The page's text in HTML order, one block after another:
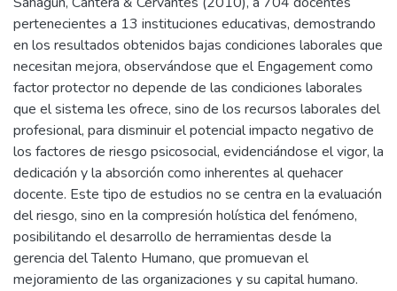
pertenecientes a 13 instituciones educativas, demostrando
en los resultados obtenidos bajas condiciones laborales que
necesitan mejora, observándose que el Engagement como
factor protector no depende de las condiciones laborales
que el sistema les ofrece, sino de los recursos laborales del
profesional, para disminuir el potencial impacto negativo de
los factores de riesgo psicosocial, evidenciándose el vigor, la
dedicación y la absorción como inherentes al quehacer
docente. Este tipo de estudios no se centra en la evaluación
del riesgo, sino en la compresión holística del fenómeno,
posibilitando el desarrollo de herramientas desde la
gerencia del Talento Humano, que promuevan el
mejoramiento de las organizaciones y su capital humano.